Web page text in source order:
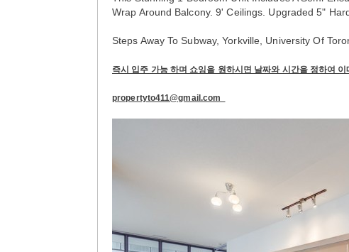
Wrap Around Balcony. 9' Ceilings. Upgraded 5"
Steps Away To Subway, Yorkville, University Of
즉시 입주 가능 하며 쇼잉을 원하시면 날짜와 시간을 정하여
propertyto411@gmail.com